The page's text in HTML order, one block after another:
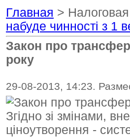
Главная >
набуде чинності з 1
Закон про
року
29-08-2013, 14:23.
Згідно зі змінами,
ціноутворення -